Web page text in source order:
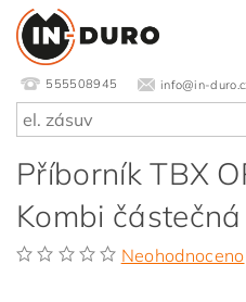
555508945 info@in-
Příborník TBX
Kombi
Neohodnoceno